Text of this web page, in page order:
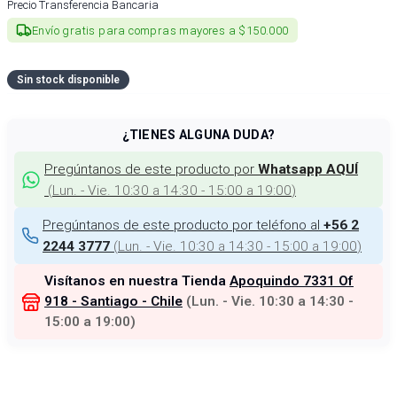
Precio Transferencia Bancaria
Envío gratis para compras mayores a $150.000
Sin stock disponible
¿TIENES ALGUNA DUDA?
Pregúntanos de este producto por Whatsapp AQUÍ
(Lun. - Vie. 10:30 a 14:30 - 15:00 a 19:00)
Pregúntanos de este producto por teléfono al +56 2
2244 3777 (Lun. - Vie. 10:30 a 14:30 - 15:00 a 19:00)
Visítanos en nuestra Tienda Apoquindo 7331 Of
918 - Santiago - Chile (Lun. - Vie. 10:30 a 14:30 -
15:00 a 19:00)